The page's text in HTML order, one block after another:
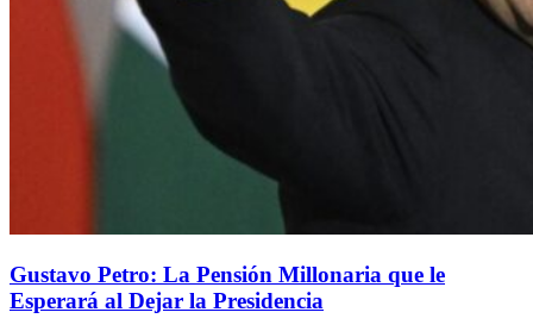
Gustavo Petro: La Pensión Millonaria que le
Esperará al Dejar la Presidencia